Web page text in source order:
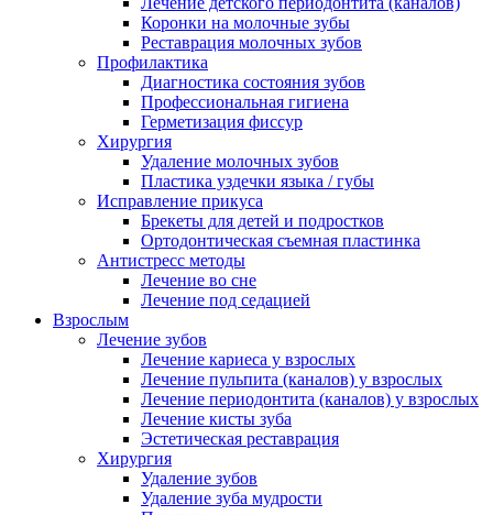
Коронки на молочные зубы
Реставрация молочных зубов
Профилактика
Диагностика состояния зубов
Профессиональная гигиена
Герметизация фиссур
Хирургия
Удаление молочных зубов
Пластика уздечки языка / губы
Исправление прикуса
Брекеты для детей и подростков
Ортодонтическая съемная пластинка
Антистресс методы
Лечение во сне
Лечение под седацией
Взрослым
Лечение зубов
Лечение кариеса у взрослых
Лечение пульпита (каналов) у взрослых
Лечение периодонтита (каналов) у взрослых
Лечение кисты зуба
Эстетическая реставрация
Хирургия
Удаление зубов
Удаление зуба мудрости